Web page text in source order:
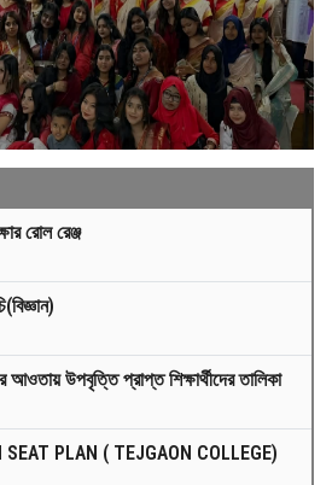
রোল রেঞ্জ
উপবৃত্তি প্রাপ্ত শিক্ষার্থীদের তালিকা
SEAT PLAN ( TEJGAON COLLEGE)